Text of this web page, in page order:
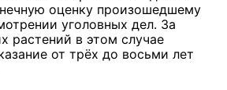
оценку произошедшему
уголовных дел. За
растений в этом случае
от трёх до восьми лет